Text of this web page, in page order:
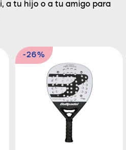
a tu hijo o a tu amigo para
-26%